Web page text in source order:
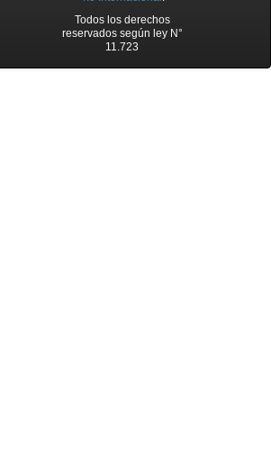
Todos los derechos
reservados según ley N°
11.723